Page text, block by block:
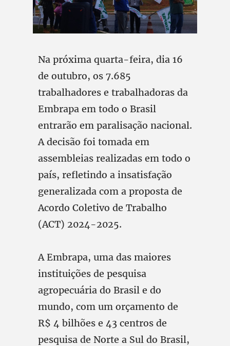
Na próxima quarta-feira, dia 16
de outubro, os 7.685
trabalhadores e trabalhadoras da
Embrapa em todo o Brasil
entrarão em paralisação nacional.
A decisão foi tomada em
assembleias realizadas em todo o
país, refletindo a insatisfação
generalizada com a proposta de
Acordo Coletivo de Trabalho
(ACT) 2024-2025.
A Embrapa, uma das maiores
instituições de pesquisa
agropecuária do Brasil e do
mundo, com um orçamento de
R$ 4 bilhões e 43 centros de
pesquisa de Norte a Sul do Brasil,